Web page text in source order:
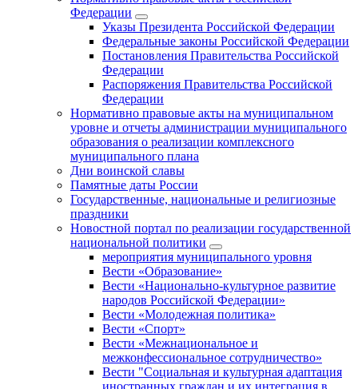
Федерации
Указы Президента Российской Федерации
Федеральные законы Российской Федерации
Постановления Правительства Российской
Федерации
Распоряжения Правительства Российской
Федерации
Нормативно правовые акты на муниципальном
уровне и отчеты администрации муниципального
образования о реализации комплексного
муниципального плана
Дни воинской славы
Памятные даты России
Государственные, национальные и религиозные
праздники
Новостной портал по реализации государственной
национальной политики
мероприятия муниципального уровня
Вести «Образование»
Вести «Национально-культурное развитие
народов Российской Федерации»
Вести «Молодежная политика»
Вести «Спорт»
Вести «Межнациональное и
межконфессиональное сотрудничество»
Вести "Социальная и культурная адаптация
иностранных граждан и их интеграция в